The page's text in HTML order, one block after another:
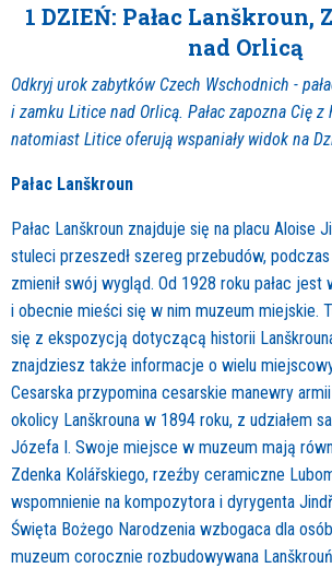
1 DZIEŃ: Pałac Lanškroun,
nad Orlicą
Odkryj urok zabytków Czech Wschodnich -
i zamku Litice nad Orlicą. Pałac zapozna Cię
natomiast Litice oferują wspaniały widok na
Pałac Lanškroun
Pałac Lanškroun znajduje się na placu Aloise
stuleci przeszedł szereg przebudów,
zmienił swój wygląd. Od 1928 roku pałac jest
i obecnie mieści się w nim muzeum miejskie.
się z ekspozycją dotyczącą historii
znajdziesz także informacje o wielu
Cesarska przypomina cesarskie manewry
okolicy Lanškrouna w 1894 roku, z udziałem
Józefa I. Swoje miejsce w muzeum mają
Zdenka Kolářskiego, rzeźby ceramiczne
wspomnienie na kompozytora i dyrygenta
Święta Bożego Narodzenia wzbogaca dla
muzeum corocznie rozbudowywana